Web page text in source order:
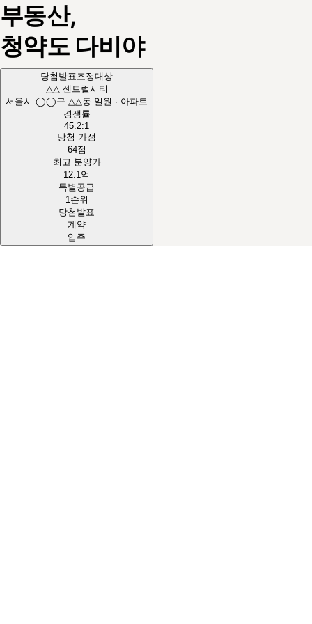
부동산,
청약도 다비야
당첨발표조정대상
△△ 센트럴시티
서울시 ◯◯구 △△동 일원 · 아파트
경쟁률
45.2:1
당첨 가점
64점
최고 분양가
12.1억
특별공급
1순위
당첨발표
계약
입주